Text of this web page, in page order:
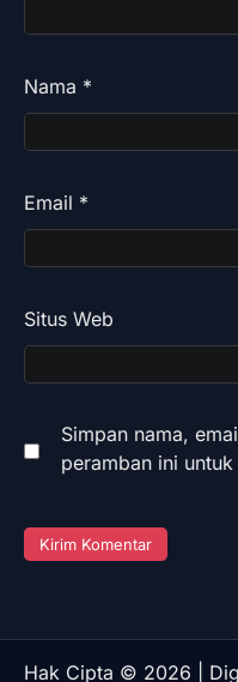
Nama *
Email *
Situs Web
Simpan nama,
peramban ini
Hak Cipta © 2026 |